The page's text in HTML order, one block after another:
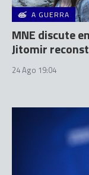
A GUERRA
MNE discute
Jitomir
24 Ago 19:04